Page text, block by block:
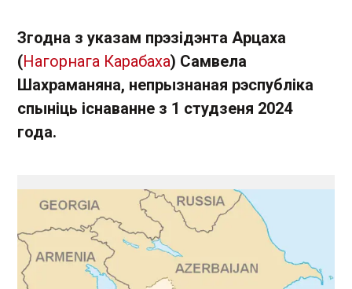
Згодна з указам прэзідэнта Арцаха
(Нагорнага Карабаха) Самвела
Шахраманяна, непрызнаная рэспубліка
спыніць існаванне з 1 студзеня 2024
года.